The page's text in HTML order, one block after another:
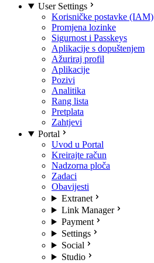
User Settings
Korisničke postavke (IAM)
Promjena lozinke
Sigurnost i Passkeys
Aplikacije s dopuštenjem
Ažuriraj profil
Aplikacije
Pozivi
Analitika
Rang lista
Pretplata
Zahtjevi
Portal
Uvod u Portal
Kreirajte račun
Nadzorna ploča
Zadaci
Obavijesti
Extranet
Link Manager
Payment
Settings
Social
Studio